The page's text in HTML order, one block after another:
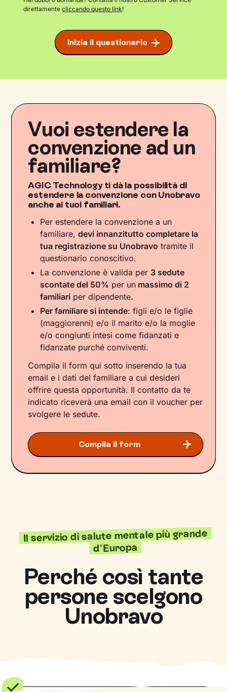
direttamentecliccando questo link!
Inizia il questionario
Vuoi estendere la
convenzione ad un
familiare?
AGIC Technology ti dà la possibilità di
estendere la convenzione con Unobravo
anche ai tuoi familiari.
Per estendere la convenzione a un
familiare,devi innanzitutto completare la
tua registrazione su Unobravo tramite il
questionario conoscitivo.
La convenzione è valida per 3 sedute
scontate del 50% per un massimo di 2
familiari per dipendente.
Per familiare si intende: figli e/o le figlie
(maggiorenni) e/o il marito e/o la moglie
e/o congiunti intesi come fidanzati e
fidanzate purché conviventi.
Compila il form qui sotto inserendo la tua
email e i dati del familiare a cui desideri
offrire questa opportunità. Il contatto da te
indicato riceverà una email con il voucher per
svolgere le sedute.
Compila il form
Il servizio di salute mentale più grande
d'Europa
Perché così tante
persone scelgono
Unobravo